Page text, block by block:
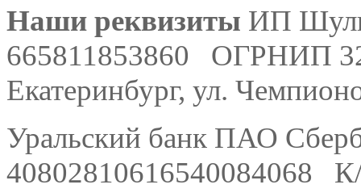
Наши реквизиты ИП
665811853860 ОГРНИП
Екатеринбург, ул.
Уральский банк ПАО
40802810616540084068